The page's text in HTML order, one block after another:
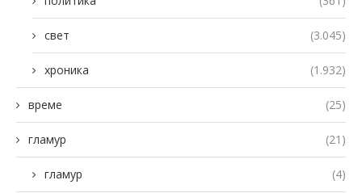
свет (3.045)
хроника (1.932)
време (25)
гламур (21)
гламур (4)